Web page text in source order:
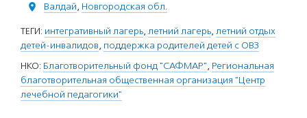
Валдай, Новгородская обл.
ТЕГИ: интегративный лагерь, летний лагерь, летний отдых
детей-инвалидов, поддержка родителей детей с ОВЗ
НКО: Благотворительный фонд "САФМАР", Региональная
благотворительная общественная организация "Центр
лечебной педагогики"